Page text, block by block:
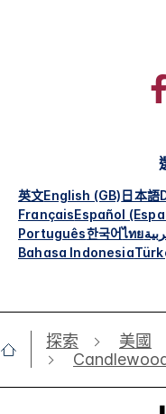
英文English (GB)日本語
FrançaisEspañol
Português한국어ไทย
Bahasa Indonesia
探索 美國